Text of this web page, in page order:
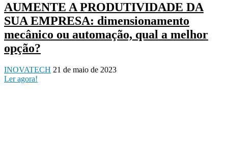
AUMENTE A PRODUTIVIDADE DA
SUA EMPRESA: dimensionamento
mecânico ou automação, qual a melhor
opção?
INOVATECH 21 de maio de 2023
Ler agora!